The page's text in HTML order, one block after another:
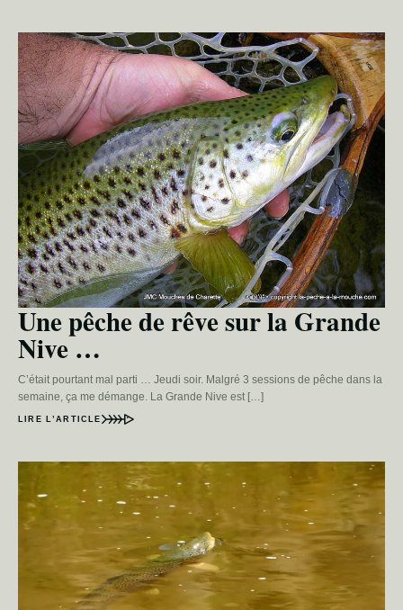
Une pêche de rêve sur la Grande
Nive …
C’était pourtant mal parti … Jeudi soir. Malgré 3 sessions de pêche dans la
semaine, ça me démange. La Grande Nive est […]
LIRE L’ARTICLE